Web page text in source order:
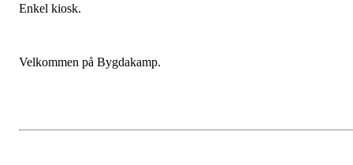
Enkel kiosk.
Velkommen på Bygdakamp.